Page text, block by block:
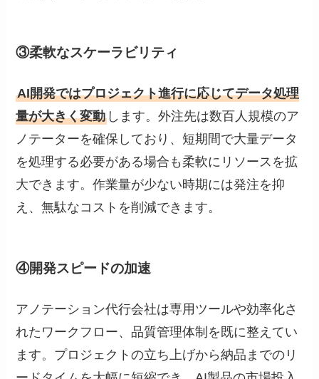
③柔軟なスケーラビリティ
AI開発ではプロジェクト進行に応じてデータ処理
量が大きく変動 します。外注先は数百人規模のア
ノテーターを確保しており、短期間で大量データ
を処理する必要がある場合も柔軟にリソースを拡
大できます。作業量が少ない時期には発注を抑
え、無駄なコストを削減できます。
④開発スピードの加速
アノテーション代行会社は専用ツールや効率化さ
れたワークフロー、品質管理体制を既に整えてい
ます。プロジェクトの立ち上げから納品までのリ